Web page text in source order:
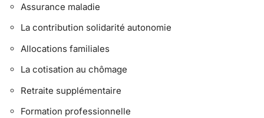
Assurance maladie
La contribution solidarité autonomie
Allocations familiales
La cotisation au chômage
Retraite supplémentaire
Formation professionnelle